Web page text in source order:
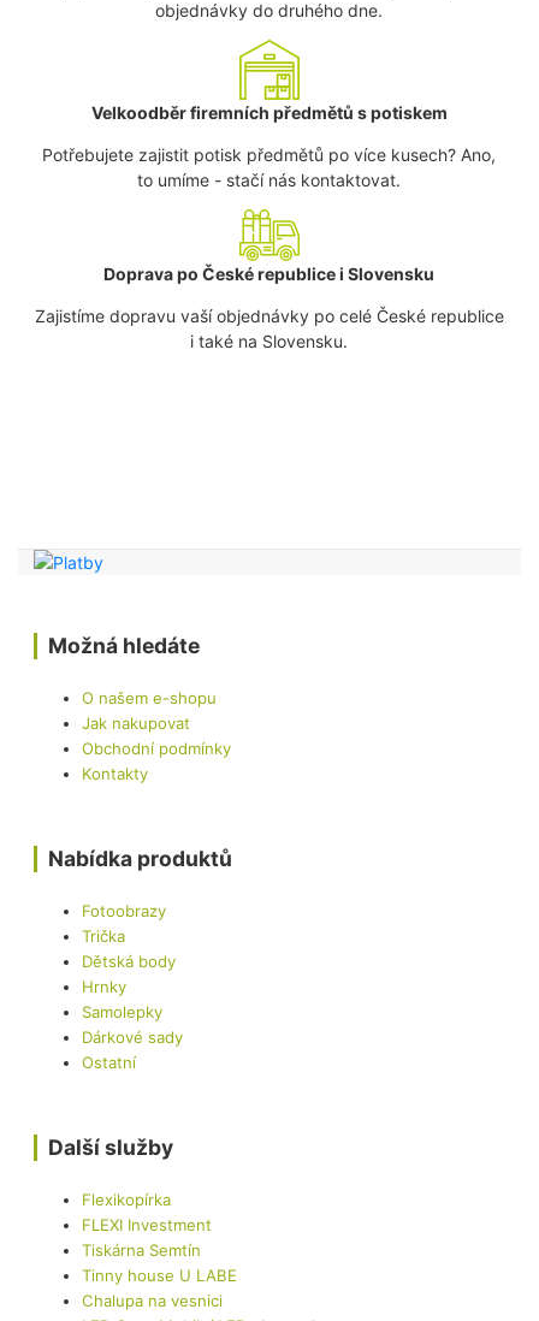
objednávky do druhého dne.
Velkoodběr firemních předmětů s potiskem
Potřebujete zajistit potisk předmětů po více kusech? Ano,
to umíme - stačí nás kontaktovat.
Doprava po České republice i Slovensku
Zajistíme dopravu vaší objednávky po celé České republice
i také na Slovensku.
Možná hledáte
O našem e-shopu
Jak nakupovat
Obchodní podmínky
Kontakty
Nabídka produktů
Fotoobrazy
Trička
Dětská body
Hrnky
Samolepky
Dárkové sady
Ostatní
Další služby
Flexikopírka
FLEXI Investment
Tiskárna Semtín
Tinny house U LABE
Chalupa na vesnici